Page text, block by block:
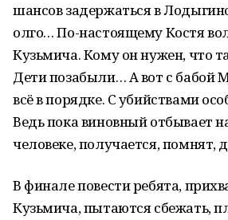
шансов задержаться в
олго… По-настоящему Костя
Кузьмича. Кому он нужен, что
Дети позабыли… А вот с бабой
всё в порядке. С убийствами
Ведь пока виновный отбывает
человеке, получается, помнят,
В финале повести ребята,
Кузьмича, пытаются сбежать,